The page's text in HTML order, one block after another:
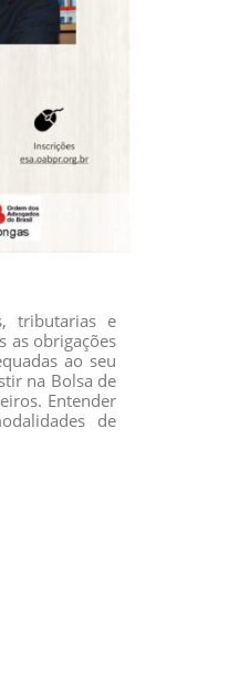
tributarias e
as obrigações
ao seu
na Bolsa de
Entender
de